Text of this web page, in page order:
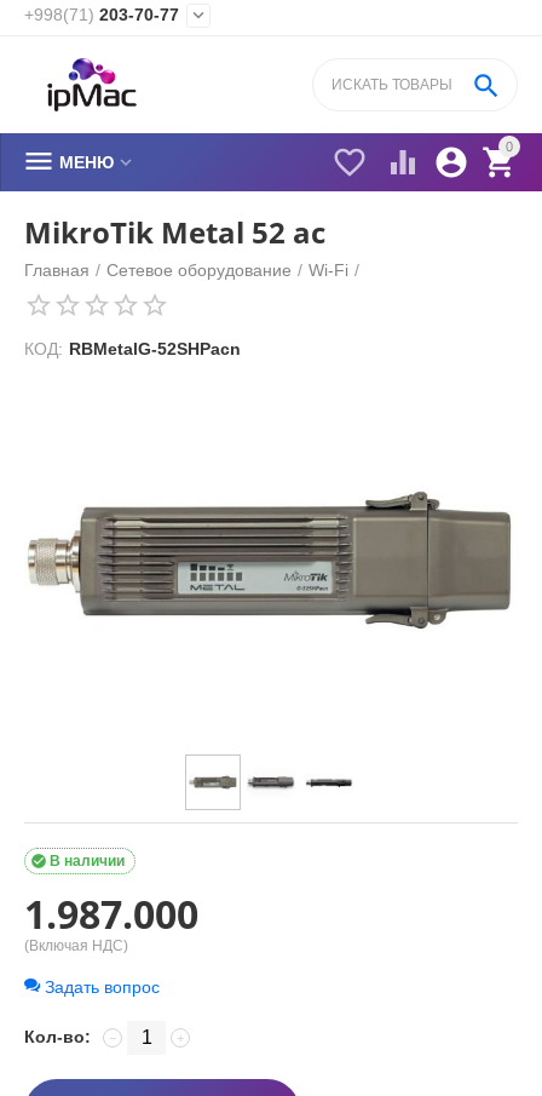
+998(71) 203-70-77 
0


 

 МЕНЮ 
MikroTik Metal 52 ac
Главная / Сетевое оборудование / Wi-Fi /
КОД: RBMetalG-52SHPacn
В наличии

1.987.000
(Включая НДС)
Задать вопрос
Кол-во: +
−